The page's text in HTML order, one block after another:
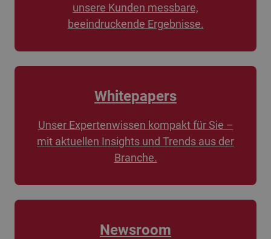
unsere Kunden messbare,
beeindruckende Ergebnisse.
Whitepapers
Unser Expertenwissen kompakt für Sie –
mit aktuellen Insights und Trends aus der
Branche.
Newsroom